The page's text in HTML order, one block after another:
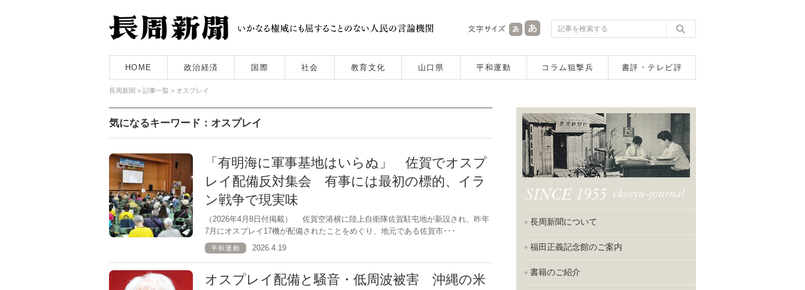
HOME 政治経済 国際 社会 教育文化 山口県 平和運動 コラム狙撃兵 書評・テレビ評
長周新聞 > 記事一覧 > オスプレイ
気になるキーワード：オスプレイ
「有明海に軍事基地はいらぬ」 佐賀でオスプ
レイ配備反対集会 有事には最初の標的、イラ
ン戦争で現実味
（2026年4月8日付掲載） 佐賀空港横に陸上自衛隊佐賀駐屯地が新設され、昨年
7月にオスプレイ17機が配備されたことをめぐり、地元である佐賀市･･･
平和運動 2026.4.19
オスプレイ配備と騒音・低周波被害 沖縄の米
長周新聞について
福田正義記念館のご案内
書籍のご紹介